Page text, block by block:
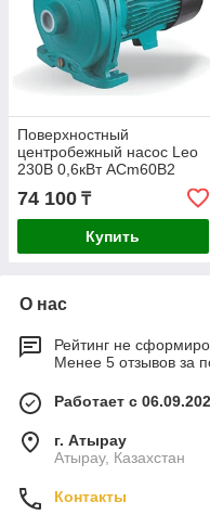
Поверхностный
центробежный насос Leo
230В 0,6кВт ACm60B2
74 100 ₸
Купить
О нас
Рейтинг не
Менее 5 отзывов за
Работает с
г. Атырау
Атырау, Казахстан
Контакты